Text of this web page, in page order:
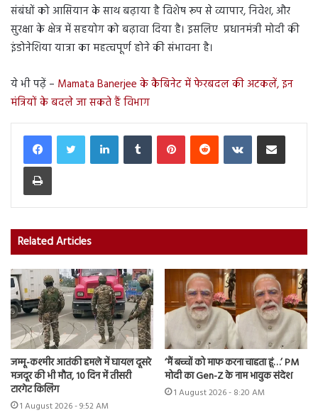
संबंधों को आसियान के साथ बढ़ाया है विशेष रूप से व्यापार, निवेश, और
सुरक्षा के क्षेत्र में सहयोग को बढ़ावा दिया है। इसलिए प्रधानमंत्री मोदी की
इंडोनेशिया यात्रा का महत्वपूर्ण होने की संभावना है।
ये भी पढ़ें – Mamata Banerjee के कैबिनेट में फेरबदल की अटकलें, इन
मंत्रियों के बदले जा सकते हैं विभाग
LinkedInTumblr PinterestReddit VKontakteShare via Email
Print
Related Articles
जम्मू-कश्मीर आतंकी हमले में घायल दूसरे
मजदूर की भी मौत, 10 दिन में तीसरी
टारगेट किलिंग
1 August 2026 - 9:52 AM
‘मैं बच्चों को माफ करना चाहता हूं…’ PM
मोदी का Gen-Z के नाम भावुक संदेश
1 August 2026 - 8:20 AM